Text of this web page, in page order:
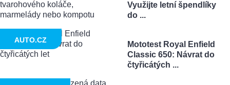
Využijte letní špendlíky
do ...
Mototest Royal Enfield
Classic 650: Návrat do
čtyřicátých ...
AUTO.CZ